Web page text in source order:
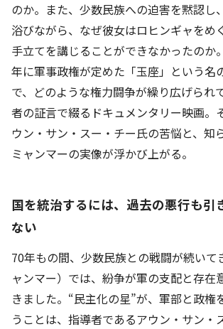
のか。また、少数民族への迫害を黙認し
浴びながら、なぜ彼女はロヒンギャをめ
手立てを講じることができなかったのか
年に軍事政権が定めた「玉座」という名
で、どのような権力闘争が繰り広げられ
者の証言で綴るドキュメンタリー映画。
ウン・サン・スー・チー氏の苦悩と、知
ミャンマーの実像が浮かび上がる。
国を統治するには、過去の悪行も引
ない
70年もの間、少数民族との戦闘が続いて
ャンマー）では、紛争が軍の支配と存在
きました。“民主化の星”が、軍部と政権
うことは、指導者であるアウン・サン・